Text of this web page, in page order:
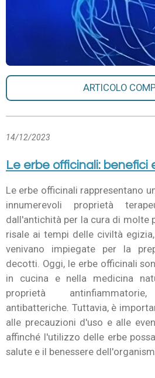
ARTICOLO
14/12/2023
Le erbe officinali: benefici
Le erbe officinali rappresentano
innumerevoli proprietà
dall'antichità per la cura di molte
risale ai tempi delle civiltà
venivano impiegate per la
decotti. Oggi, le erbe officinali
in cucina e nella medicina
proprietà
antibatteriche. Tuttavia, è
alle precauzioni d'uso e alle
affinché l'utilizzo delle erbe
salute e il benessere